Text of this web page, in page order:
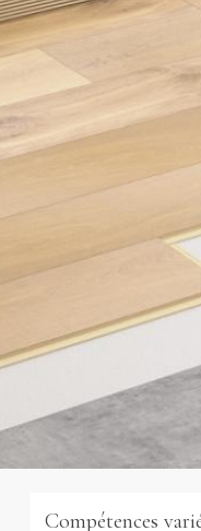
Compétences